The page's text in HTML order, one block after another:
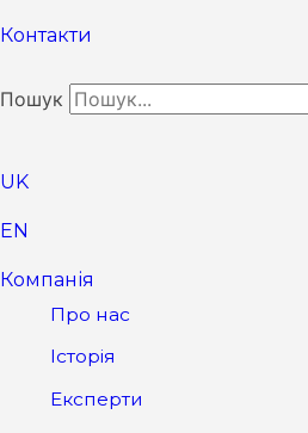
Контакти
Пошук
UK
EN
Компанія
Про нас
Історія
Експерти